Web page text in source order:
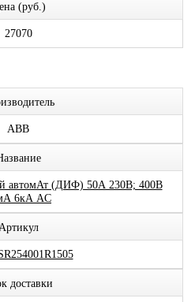
(руб.)
27070
ABB
автомАт (ДИФ) 50А 230В; 400В
6кА AC
доставки